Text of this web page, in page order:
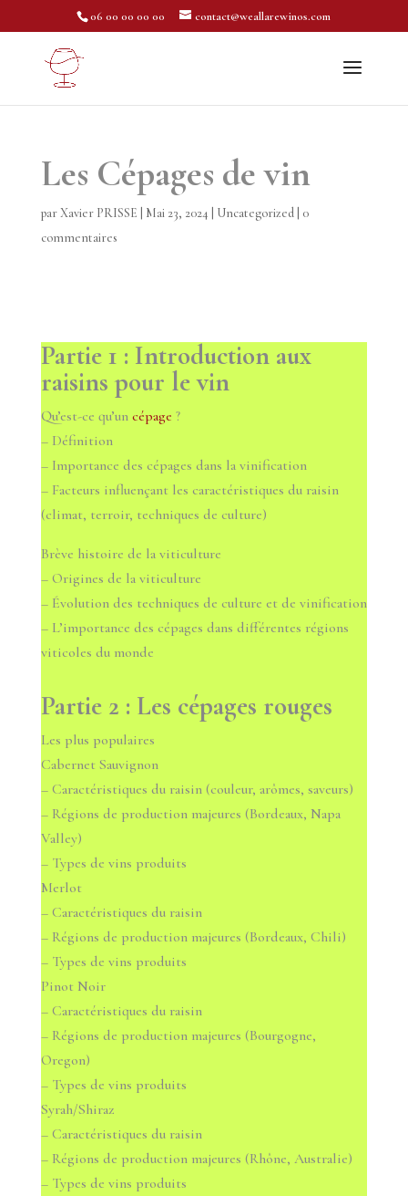
06 00 00 00 00 contact@weallarewinos.com
Les Cépages de vin
parXavier PRISSE Mai 23, 2024 Uncategorized| 0
commentaires
Partie 1 : Introduction aux
raisins pour le vin
Qu’est-ce qu’un cépage ?
– Définition
– Importance des cépages dans la vinification
– Facteurs influençant les caractéristiques du raisin
(climat, terroir, techniques de culture)
Brève histoire de la viticulture
– Origines de la viticulture
– Évolution des techniques de culture et de vinification
– L’importance des cépages dans différentes régions
viticoles du monde
Partie 2 : Les cépages rouges
Les plus populaires
Cabernet Sauvignon
– Caractéristiques du raisin (couleur, arômes, saveurs)
– Régions de production majeures (Bordeaux, Napa
Valley)
– Types de vins produits
Merlot
– Caractéristiques du raisin
– Régions de production majeures (Bordeaux, Chili)
– Types de vins produits
Pinot Noir
– Caractéristiques du raisin
– Régions de production majeures (Bourgogne,
Oregon)
– Types de vins produits
Syrah/Shiraz
– Caractéristiques du raisin
– Régions de production majeures (Rhône, Australie)
– Types de vins produits